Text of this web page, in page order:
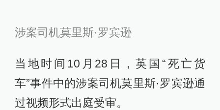
涉案司机莫里斯·罗宾逊
当地时间10月28日，英国“死亡货
车”事件中的涉案司机莫里斯·罗宾逊通
过视频形式出庭受审。